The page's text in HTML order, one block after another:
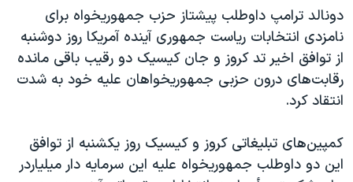
تریبونال مردمی آبان ۹۸
دادگاه حمید نوری
چهل سال گروگان‌گیری
قانون شفافیت دارائی کادر رهبری ایران
اسرائیل در جنگ
نرگس محمدی برنده جایزه نوبل صلح
دونالد ترامپ داوطلب پیشتاز حزب جمهوریخواه برای
نامزدی انتخابات ریاست جمهوری آینده آمریکا روز دوشنبه
از توافق اخیر تد کروز و جان کیسیک دو رقیب باقی مانده
رقابت‌های درون حزبی جمهوریخواهان علیه خود به شدت
انتقاد کرد.
کمپین‌های تبلیغاتی کروز و کیسیک روز یکشنبه از توافق
این دو داوطلب جمهوریخواه علیه این سرمایه دار میلیاردر